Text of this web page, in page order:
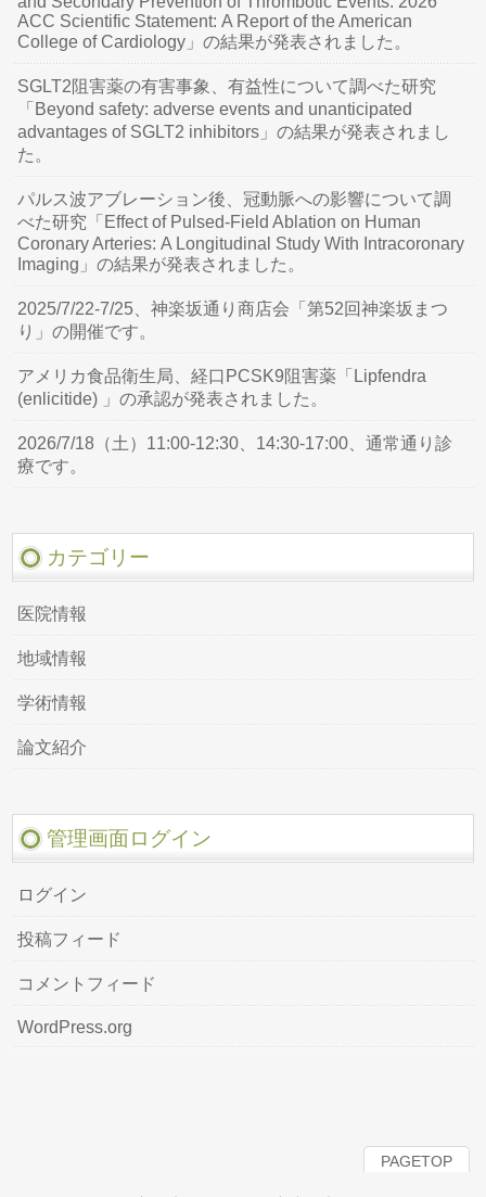
ACC Scientific Statement: A Report of the American
College of Cardiology」の結果が発表されました。
SGLT2阻害薬の有害事象、有益性について調べた研究
「Beyond safety: adverse events and unanticipated
advantages of SGLT2 inhibitors」の結果が発表されまし
た。
パルス波アブレーション後、冠動脈への影響について調
べた研究「Effect of Pulsed-Field Ablation on Human
Coronary Arteries: A Longitudinal Study With Intracoronary
Imaging」の結果が発表されました。
2025/7/22-7/25、神楽坂通り商店会「第52回神楽坂まつ
り」の開催です。
アメリカ食品衛生局、経口PCSK9阻害薬「Lipfendra
(enlicitide) 」の承認が発表されました。
2026/7/18（土）11:00-12:30、14:30-17:00、通常通り診
療です。
カテゴリー
医院情報
地域情報
学術情報
論文紹介
管理画面ログイン
ログイン
投稿フィード
コメントフィード
WordPress.org
PAGETOP